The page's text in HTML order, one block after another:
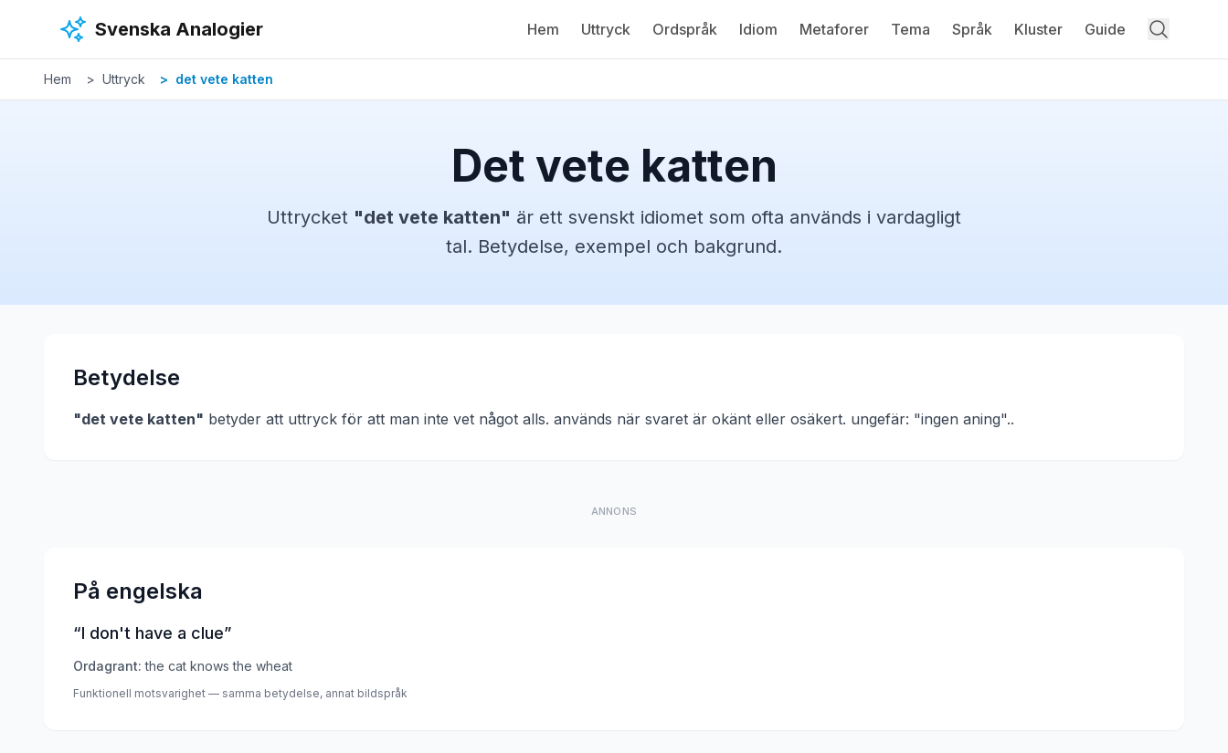
Svenska Analogier Hem Uttryck Ordspråk Idiom Metaforer Tema Språk Kluster Guide
Hem Uttryck det vete katten
Det vete katten
Uttrycket "det vete katten" är ett svenskt idiomet som ofta används i vardagligt
tal. Betydelse, exempel och bakgrund.
Betydelse
"det vete katten" betyder att uttryck för att man inte vet något alls. används när svaret är okänt eller osäkert. ungefär: "ingen aning"..
ANNONS
På engelska
“I don't have a clue”
Ordagrant: the cat knows the wheat
Funktionell motsvarighet — samma betydelse, annat bildspråk